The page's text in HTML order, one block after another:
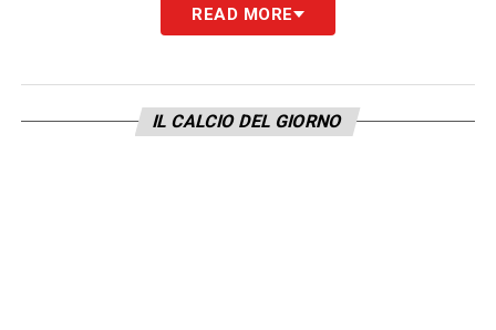
READ MORE
IL CALCIO DEL GIORNO